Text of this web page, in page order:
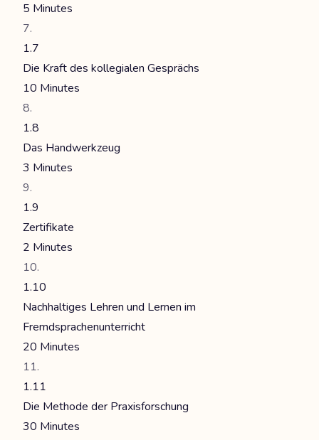
5 Minutes
1.7
Die Kraft des kollegialen Gesprächs
10 Minutes
1.8
Das Handwerkzeug
3 Minutes
1.9
Zertifikate
2 Minutes
1.10
Nachhaltiges Lehren und Lernen im
Fremdsprachenunterricht
20 Minutes
1.11
Die Methode der Praxisforschung
30 Minutes